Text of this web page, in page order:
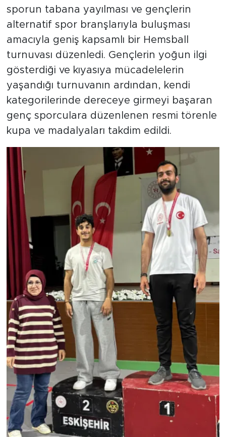
sporun tabana yayılması ve gençlerin
alternatif spor branşlarıyla buluşması
amacıyla geniş kapsamlı bir Hemsball
turnuvası düzenledi. Gençlerin yoğun ilgi
gösterdiği ve kıyasıya mücadelelerin
yaşandığı turnuvanın ardından, kendi
kategorilerinde dereceye girmeyi başaran
genç sporculara düzenlenen resmi törenle
kupa ve madalyaları takdim edildi.